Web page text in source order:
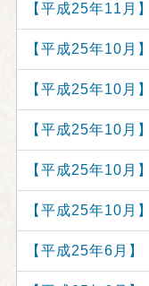
【平成25年11
【平成25年10
【平成25年10
【平成25年10
【平成25年10
【平成25年10
【平成25年6月